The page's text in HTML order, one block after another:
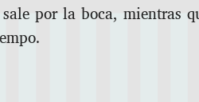
por la boca, mientras